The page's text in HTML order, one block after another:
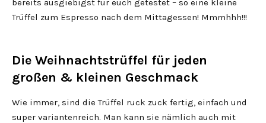
bereits ausgiebigst für euch getestet – so eine kleine
Trüffel zum Espresso nach dem Mittagessen! Mmmhhh!!!
Die Weihnachtstrüffel für jeden
großen & kleinen Geschmack
Wie immer, sind die Trüffel ruck zuck fertig, einfach und
super variantenreich. Man kann sie nämlich auch mit